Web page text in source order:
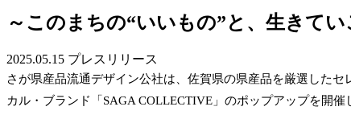
～このまちの“いいもの”と、生きて
2025.05.15 プレスリリース
さが県産品流通デザイン公社は、佐賀県の県産品を厳選した
カル・ブランド「SAGA COLLECTIVE」のポップアップを開催